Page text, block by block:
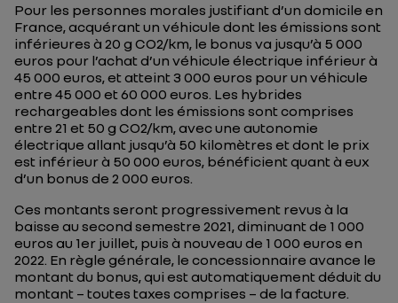
Pour les personnes morales justifiant d’un domicile en
France, acquérant un véhicule dont les émissions sont
inférieures à 20 g CO2/km, le bonus va jusqu’à 5 000
euros pour l’achat d’un véhicule électrique inférieur à
45 000 euros, et atteint 3 000 euros pour un véhicule
entre 45 000 et 60 000 euros. Les hybrides
rechargeables dont les émissions sont comprises
entre 21 et 50 g CO2/km, avec une autonomie
électrique allant jusqu’à 50 kilomètres et dont le prix
est inférieur à 50 000 euros, bénéficient quant à eux
d’un bonus de 2 000 euros.
Ces montants seront progressivement revus à la
baisse au second semestre 2021, diminuant de 1 000
euros au 1er juillet, puis à nouveau de 1 000 euros en
2022. En règle générale, le concessionnaire avance le
montant du bonus, qui est automatiquement déduit du
montant – toutes taxes comprises – de la facture.